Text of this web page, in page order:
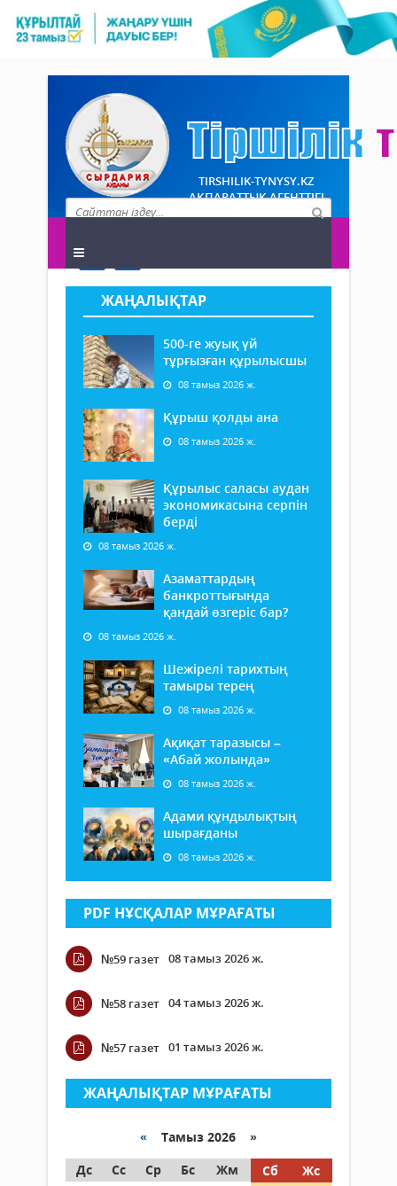
TIRSHILIK-TYNYSY.KZ
АҚПАРАТТЫҚ АГЕНТТІГІ
ЖАҢАЛЫҚТАР
500-ге жуық үй
тұрғызған құрылысшы
08 тамыз 2026 ж.
Құрыш қолды ана
08 тамыз 2026 ж.
Құрылыс саласы аудан
экономикасына серпін
берді
08 тамыз 2026 ж.
Азаматтардың
банкроттығында
қандай өзгеріс бар?
08 тамыз 2026 ж.
Шежірелі тарихтың
тамыры терең
08 тамыз 2026 ж.
Ақиқат таразысы –
«Абай жолында»
08 тамыз 2026 ж.
Адами құндылықтың
шырағданы
08 тамыз 2026 ж.
PDF НҰСҚАЛАР МҰРАҒАТЫ
№59 газет 08 тамыз 2026 ж.
№58 газет 04 тамыз 2026 ж.
№57 газет 01 тамыз 2026 ж.
ЖАҢАЛЫҚТАР МҰРАҒАТЫ
« Тамыз 2026 »
Дс
Сс Ср Бс Жм Сб
Жс